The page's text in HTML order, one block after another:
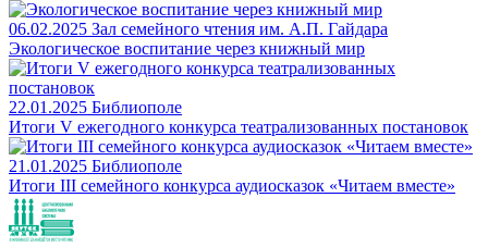
06.02.2025 Зал семейного чтения им. А.П. Гайдара
Экологическое воспитание через книжный мир
22.01.2025 Библиополе
Итоги V ежегодного конкурса театрализованных постановок
21.01.2025 Библиополе
Итоги III семейного конкурса аудиосказок «Читаем вместе»